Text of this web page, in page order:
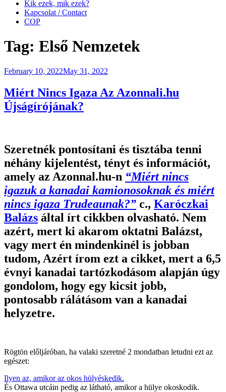
Kik ezek, mik ezek?
Kapcsolat / Contact
COP
Tag: Első Nemzetek
Posted
February 10, 2022May 31, 2022
Miért Nincs Igaza Az Azonnali.hu
Újságírójának?
Szeretnék pontosítani és tisztába tenni
néhány kijelentést, tényt és információt,
amely az Azonnal.hu-n “Miért nincs
igazuk a kanadai kamionosoknak és miért
nincs igaza Trudeaunak?” c., Karóczkai
Balázs által írt cikkben olvasható. Nem
azért, mert ki akarom oktatni Balázst,
vagy mert én mindenkinél is jobban
tudom, Azért írom ezt a cikket, mert a 6,5
évnyi kanadai tartózkodásom alapján úgy
gondolom, hogy egy kicsit jobb,
pontosabb rálátásom van a kanadai
helyzetre.
Rögtön előljáróban, ha valaki szeretné 2 mondatban letudni ezt az
egészet:
Ilyen az, amikor az okos hülyéskedik.
És Ottawa utcáin pedig az látható, amikor a hülye okoskodik.